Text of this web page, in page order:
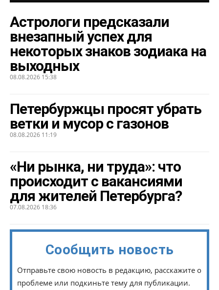
Астрологи предсказали
внезапный успех для
некоторых знаков зодиака на
выходных
08.08.2026 15:38
Петербуржцы просят убрать
ветки и мусор с газонов
08.08.2026 11:19
«Ни рынка, ни труда»: что
происходит с вакансиями
для жителей Петербурга?
07.08.2026 18:36
Сообщить новость
Отправьте свою новость в редакцию, расскажите о
проблеме или подкиньте тему для публикации.